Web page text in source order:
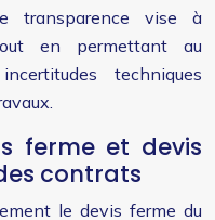
transparence vise à
en permettant au
techniques
ferme et devis
contrats
le devis ferme du